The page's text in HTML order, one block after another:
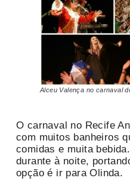
Alceu Valença no carnaval
O carnaval no Recife
com muitos banheiros
comidas e muita
durante à noite,
opção é ir para Olinda.